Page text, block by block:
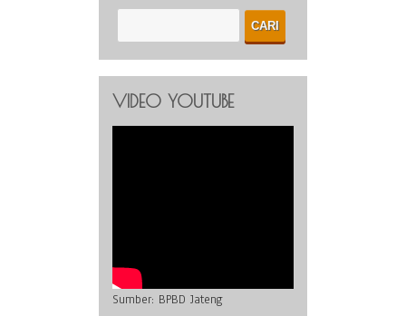
VIDEO YOUTUBE
Sumber: BPBD Jateng